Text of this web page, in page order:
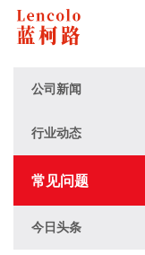
公司新闻
行业动态
常见问题
今日头条